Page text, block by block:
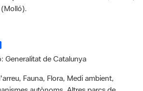
C
t
i
Fauna, Flora, Medi ambient,
autònoms, Altres parcs de
Gestió hàbitats/ecosistemes, Paisatge,
general,